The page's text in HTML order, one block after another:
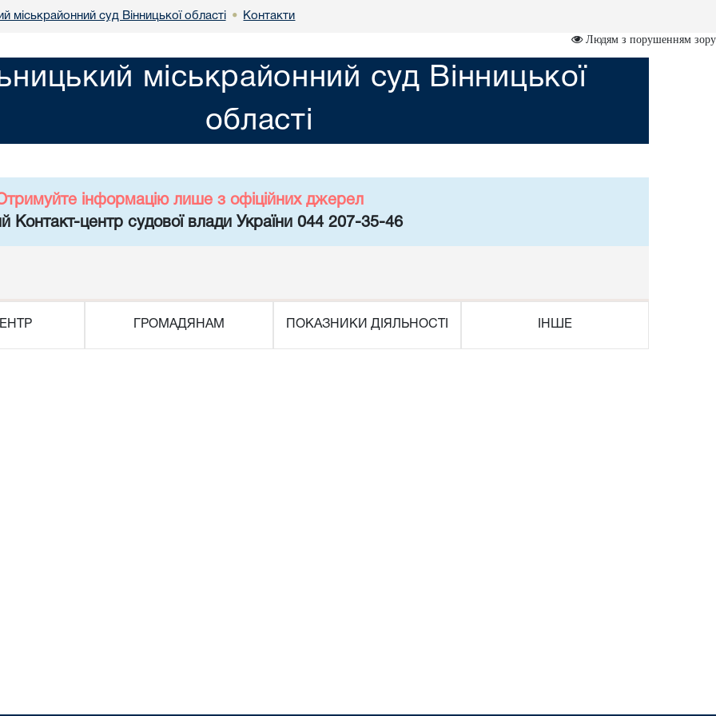
міськрайонний суд Вінницької області • Контакти
Людям з порушенням зору
міськрайонний суд Вінницької
області
інформацію лише з офіційних джерел
Контакт-центр судової влади України 044 207-35-46
ГРОМАДЯНАМ ПОКАЗНИКИ ДІЯЛЬНОСТІ ІНШЕ